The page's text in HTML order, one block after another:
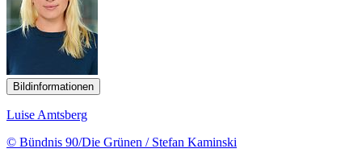
Bildinformationen
Luise Amtsberg
© Bündnis 90/Die Grünen / Stefan Kaminski